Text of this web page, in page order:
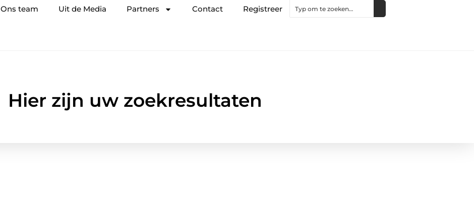
Ons team Uit de Media Partners Contact Registreer
Hier zijn uw zoekresultaten